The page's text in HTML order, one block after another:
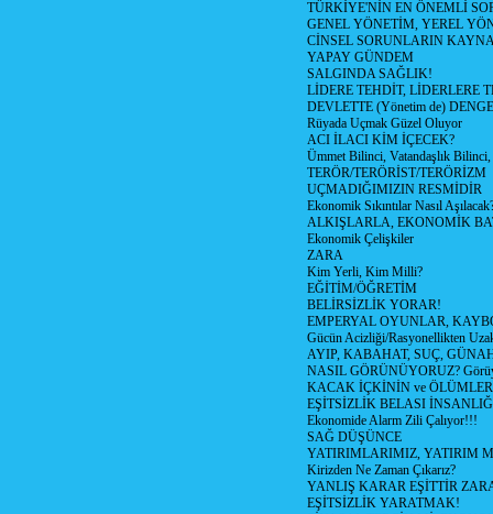
TÜRKİYE'NİN EN ÖNEMLİ
GENEL YÖNETİM, YEREL
CİNSEL SORUNLARIN
YAPAY GÜNDEM
SALGINDA SAĞLIK!
LİDERE TEHDİT, LİDERLERE
DEVLETTE (Yönetim de)
Rüyada Uçmak Güzel Oluyor
ACI İLACI KİM İÇECEK?
Ümmet Bilinci, Vatandaşlık
TERÖR/TERÖRİST/TERÖRİZM
UÇMADIĞIMIZIN RESMİDİR
Ekonomik Sıkıntılar Nasıl
ALKIŞLARLA, EKONOMİK
Ekonomik Çelişkiler
ZARA
Kim Yerli, Kim Milli?
EĞİTİM/ÖĞRETİM
BELİRSİZLİK YORAR!
EMPERYAL OYUNLAR,
Gücün Acizliği/Rasyonellikten
AYIP, KABAHAT, SUÇ,
NASIL GÖRÜNÜYORUZ?
KACAK İÇKİNİN ve
EŞİTSİZLİK BELASI
Ekonomide Alarm Zili Çalıyor!!!
SAĞ DÜŞÜNCE
YATIRIMLARIMIZ, YATIRIM
Kirizden Ne Zaman Çıkarız?
YANLIŞ KARAR EŞİTTİR
EŞİTSİZLİK YARATMAK!